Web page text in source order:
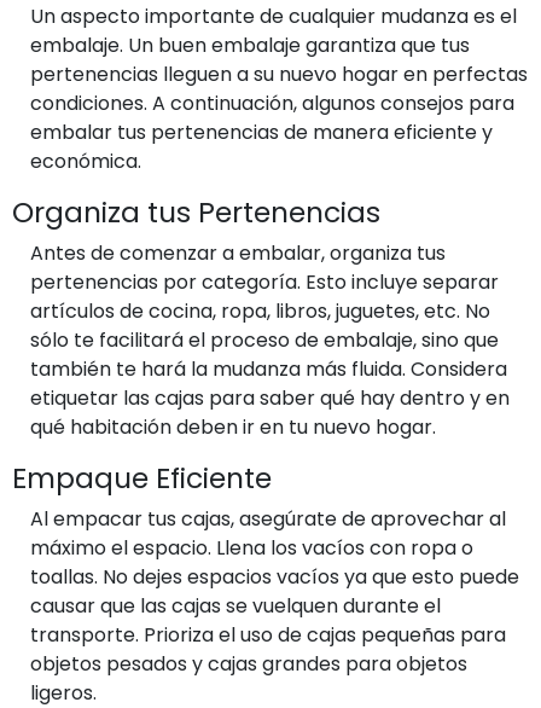
Un aspecto importante de cualquier mudanza es el
embalaje. Un buen embalaje garantiza que tus
pertenencias lleguen a su nuevo hogar en perfectas
condiciones. A continuación, algunos consejos para
embalar tus pertenencias de manera eficiente y
económica.
Organiza tus Pertenencias
Antes de comenzar a embalar, organiza tus
pertenencias por categoría. Esto incluye separar
artículos de cocina, ropa, libros, juguetes, etc. No
sólo te facilitará el proceso de embalaje, sino que
también te hará la mudanza más fluida. Considera
etiquetar las cajas para saber qué hay dentro y en
qué habitación deben ir en tu nuevo hogar.
Empaque Eficiente
Al empacar tus cajas, asegúrate de aprovechar al
máximo el espacio. Llena los vacíos con ropa o
toallas. No dejes espacios vacíos ya que esto puede
causar que las cajas se vuelquen durante el
transporte. Prioriza el uso de cajas pequeñas para
objetos pesados y cajas grandes para objetos
ligeros.